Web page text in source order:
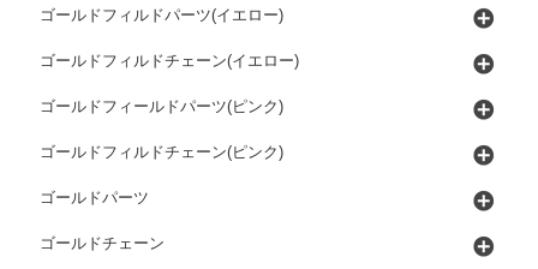
ゴールドフィルドパーツ(イエロー)
ゴールドフィルドチェーン(イエロー)
ゴールドフィールドパーツ(ピンク)
ゴールドフィルドチェーン(ピンク)
ゴールドパーツ
ゴールドチェーン